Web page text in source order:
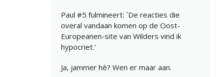
Paul #5 fulmineert: `De reacties die
overal vandaan komen op de Oost-
Europeanen-site van Wilders vind ik
hypocriet.’
Ja, jammer hè? Wen er maar aan.